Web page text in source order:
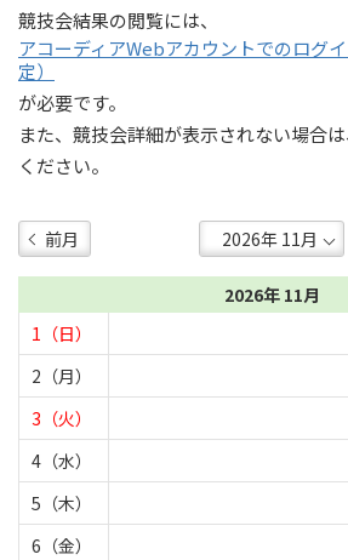
競技会結果の閲覧には、
アコーディアWebアカウントでのログ
定）
が必要です。
また、競技会詳細が表示されない場合
ください。
前月
2026年 11月
1（日）
2（月）
3（火）
4（水）
5（木）
6（金）